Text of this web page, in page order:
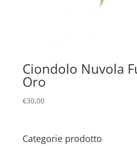
Ciondolo Nuvola
Oro
€30,00
Categorie prodotto